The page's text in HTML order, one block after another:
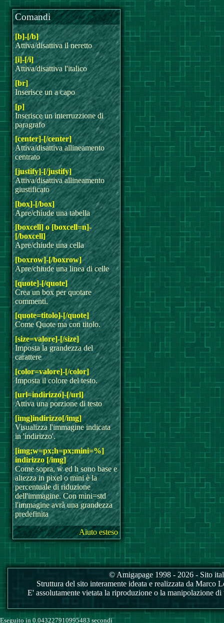
Comandi
[b]-[/b]
Attiva/disattiva il neretto
[i]-[/i]
Attiva/disattiva l'italico
[br]
Inserisce un a capo
[p]
Inserisce un interruzzione di
paragrafo
[center]-[/center]
Attiva/disattiva allineamento
centrato
[justify]-[/justify]
Attiva/disattiva allineamento
giustificato
[box]-[/box]
Apre/chiude una tabella
[boxcell] o [boxcell=n]-
[/boxcell]
Apre/chiude una cella
[boxrow]-[/boxrow]
Apre/chiude una linea di celle
[quote]-[/quote]
Crea un box per quotare
commenti.
[quote=titolo]-[/quote]
Come Quote ma con titolo.
[size=valore]-[/size]
Imposta la grandezza del
carattere
[color=valore]-[/color]
Imposta il colore del testo.
[url=indirizzo]-[/url]
Attiva una porzione di testo
[img]indirizzo[/img]
Visualizza l'immagine indicata
in 'indirizzo'.
[img;w=px;h=px;mini=%]
indirizzo [/img]
Come sopra, w ed h sono base e
altezza in pixel o mini è la
percentuale di riduzione
dell'immagine. Con mini=std
l'immagine avrà una grandezza
predefinita
Aiuto esteso
© Amigapage 1998 - 2026 - Sito
Struttura del sito interamente ideata e realizzata da
E' assolutamente vietata la riproduzione o la manipolazione
Eseguito in 0.043227910995483 secondi